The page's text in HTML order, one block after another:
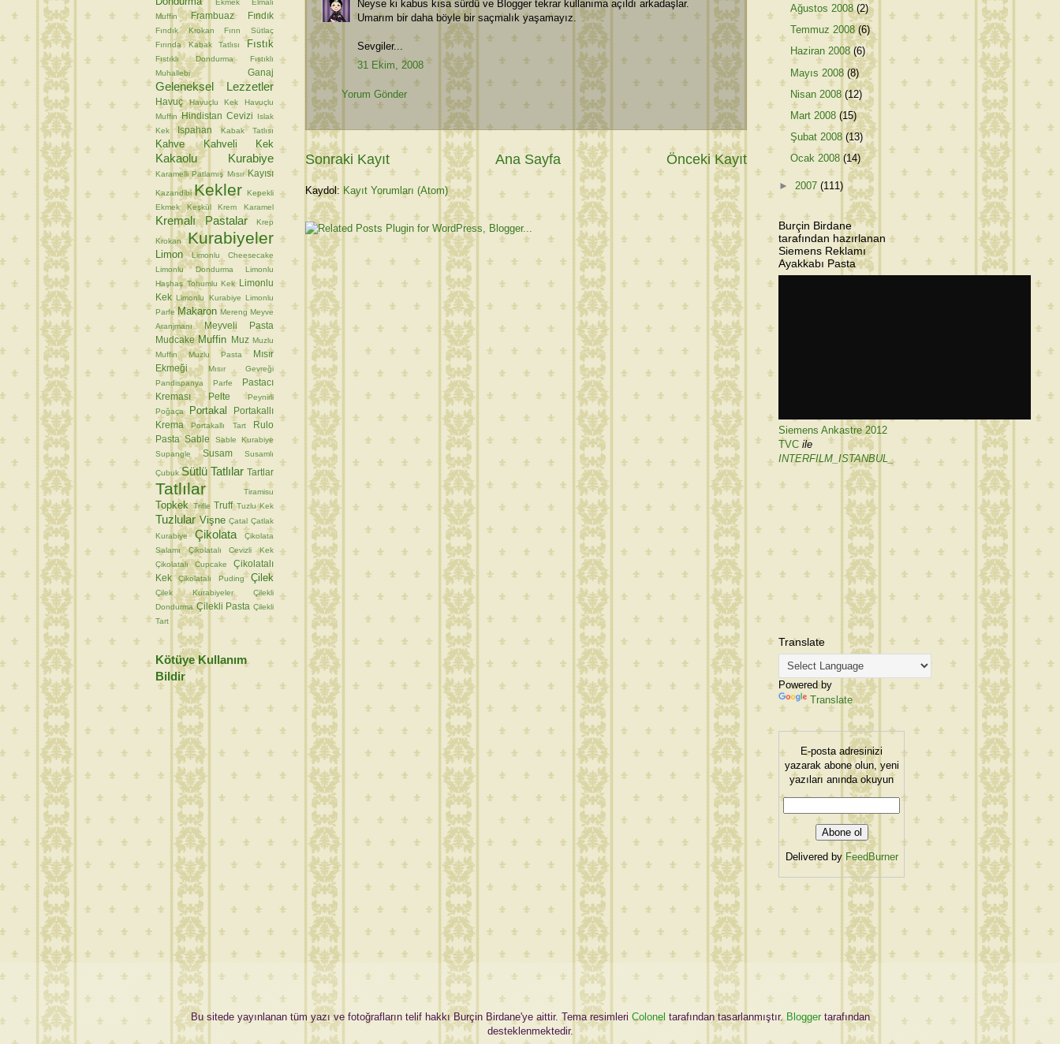
Neyse ki kabus kısa sürdü ve Blogger tekrar kullanıma açıldı arkadaşlar.
Umarım bir daha böyle bir saçmalık yaşamayız.
Sevgiler...
31 Ekim, 2008
Yorum Gönder
Sonraki Kayıt Önceki Kayıt
Ana Sayfa
Kaydol: Kayıt Yorumları (Atom)
Muffin
Frambuaz Fındık
Fındık Krokan
Fırın Sütlaç
Fırında Kabak Tatlısı
Fıstık
Fıstıklı Dondurma
Fıstıklı
Muhallebi
Ganaj
Geleneksel Lezzetler
Havuç Havuçlu Kek
Havuçlu
Muffin Hindistan Cevizi
Islak
Kek
Ispahan Kabak Tatlısı
Kahve Kahveli Kek
Kakaolu Kurabiye
Karamelli Patlamış Mısır Kayısı
Kazandibi Kekler Kepekli
Ekmek
Keşkül Krem Karamel
Kremalı Pastalar Krep
Krokan Kurabiyeler
Limon
Limonlu Cheesecake
Limonlu Dondurma
Limonlu
Haşhaş Tohumlu Kek
Limonlu
Kek Limonlu Kurabiye Limonlu
Parfe Makaron Mereng Meyve
Aranjmanı
Meyveli Pasta
Mudcake Muffin Muz Muzlu
Muffin
Muzlu Pasta
Mısır
Ekmeği
Mısır Gevreği
Pandispanya
Parfe
Pastacı
Kreması
Pelte
Peynirli
Poğaça
Portakal
Portakallı
Krema
Portakallı Tart
Rulo
Pasta Sable
Sable Kurabiye
Supangle
Susam Susamlı
Çubuk Sütlü Tatlılar Tartlar
Tatlılar Tiramisu
Topkek Trifle Truff Tuzlu Kek
Tuzlular Vişne Çatal Çatlak
Kurabiye
Çikolata
Çikolata
Salamı
Çikolatalı Cevizli Kek
Çikolatalı Cupcake
Çikolatalı
Kek
Çikolatalı Puding Çilek
Çilek Kurabiyeler
Çilekli
Dondurma Çilekli Pasta Çilekli
Tart
Kötüye Kullanım
Bildir
Ağustos 2008(2)
Temmuz 2008(6)
Haziran 2008(6)
Mayıs 2008(8)
Nisan 2008(12)
Mart 2008(15)
Şubat 2008(13)
Ocak 2008(14)
► 2007 (111)
Burçin Birdane
tarafından hazırlanan
Siemens Reklamı
Ayakkabı Pasta
Siemens Ankastre 2012
TVC ile
INTERFILM_ISTANBUL_
Translate
Powered by
Translate
E-posta adresinizi
yazarak abone olun, yeni
yazıları anında okuyun
Delivered by FeedBurner
Bu sitede yayınlanan tüm yazı ve fotoğrafların telif hakkı Burçin Birdane'ye aittir. Tema resimleri Colonel tarafından tasarlanmıştır. Bloggertarafından
desteklenmektedir.